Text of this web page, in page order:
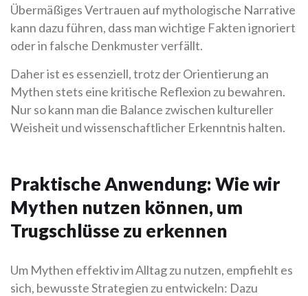
Übermäßiges Vertrauen auf mythologische Narrative
kann dazu führen, dass man wichtige Fakten ignoriert
oder in falsche Denkmuster verfällt.
Daher ist es essenziell, trotz der Orientierung an
Mythen stets eine kritische Reflexion zu bewahren.
Nur so kann man die Balance zwischen kultureller
Weisheit und wissenschaftlicher Erkenntnis halten.
Praktische Anwendung: Wie wir
Mythen nutzen können, um
Trugschlüsse zu erkennen
Um Mythen effektiv im Alltag zu nutzen, empfiehlt es
sich, bewusste Strategien zu entwickeln: Dazu